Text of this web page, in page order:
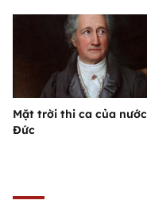
Mặt trời thi ca của nước
Đức